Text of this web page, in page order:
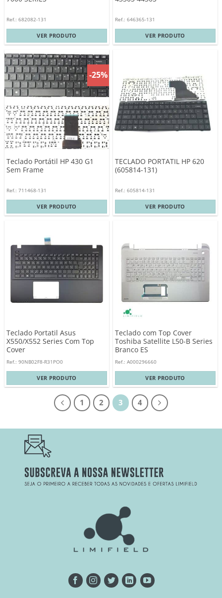
Ref.: 682082-131
VER PRODUTO
Ref.: 646365-131
VER PRODUTO
-25%
Teclado Portátil HP 430 G1
Sem Frame
Ref.: 711468-131
VER PRODUTO
TECLADO PORTATIL HP 620
(605814-131)
Ref.: 605814-131
VER PRODUTO
Teclado Portatil Asus
X550/X552 Series Com Top
Cover
Ref.: 90NB02F8-R31PO0
VER PRODUTO
Teclado com Top Cover
Toshiba Satellite L50-B Series
Branco ES
Ref.: A000296660
VER PRODUTO
1 2 3 4